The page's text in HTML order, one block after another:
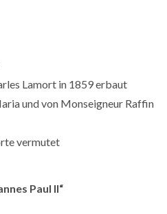
Lamort in 1859 erbaut
und von Monseigneur Raffin
vermutet
Paul II“